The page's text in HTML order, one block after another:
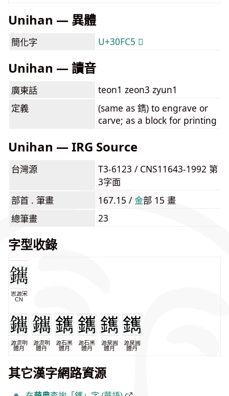
Unihan — 異體
簡化字 U+30FC5 𰿅
Unihan — 讀音
廣東話
teon1 zeon3 zyun1
定義
(same as 鐫) to engrave or
carve; as a block for printing
Unihan — IRG Source
台灣源
T3-6123 / CNS11643-1992 第
3字面
部首 . 筆畫
167.15 /⾦部 15 畫
總筆畫
23
字型收錄
思源宋
CN
源流明
體月
源流明
體丹
源石黑
體月
源石黑
體丹
源泉圓
體月
源泉圓
體丹
其它漢字網路資源